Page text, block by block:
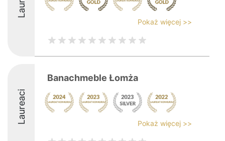
Pokaż więcej >>
Laureaci
Banachmeble Łomża
Pokaż więcej >>